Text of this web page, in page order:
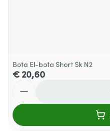
Bota El-bota Short Sk N2
€ 20,60